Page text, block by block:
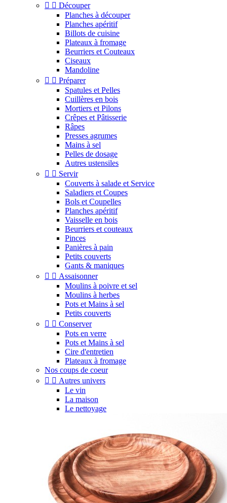
  Découper
Planches à découper
Planches apéritif
Billots de cuisine
Plateaux à fromage
Beurriers et Couteaux
Ciseaux
Mandoline
  Préparer
Spatules et Pelles
Cuillères en bois
Mortiers et Pilons
Crêpes et Pâtisserie
Râpes
Presses agrumes
Mains à sel
Pelles de dosage
Autres ustensiles
  Servir
Couverts à salade et Service
Saladiers et Coupes
Bols et Coupelles
Planches apéritif
Vaisselle en bois
Beurriers et couteaux
Pinces
Panières à pain
Petits couverts
Gants & maniques
  Assaisonner
Moulins à poivre et sel
Moulins à herbes
Pots et Mains à sel
Petits couverts
  Conserver
Pots en verre
Pots et Mains à sel
Cire d'entretien
Plateaux à fromage
Nos coups de coeur
  Autres univers
Le vin
La maison
Le nettoyage